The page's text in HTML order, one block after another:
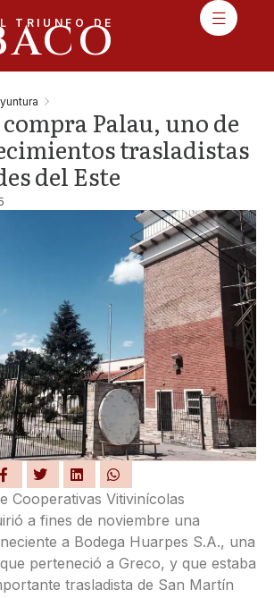
TRIUNFO DE
Palau, uno de
trasladistas
del Este
Cooperativas Vitivinícolas
a fines de noviembre una
a Bodega Huarpes S.A., una
perteneció a Greco, y que estaba
trasladista de San Martín